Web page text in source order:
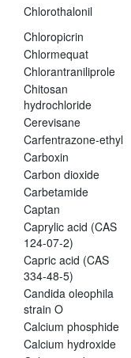
Chlorothalonil
Chloropicrin
Chlormequat
Chlorantraniliprole
Chitosan
hydrochloride
Cerevisane
Carfentrazone-ethyl
Carboxin
Carbon dioxide
Carbetamide
Captan
Caprylic acid (CAS
124-07-2)
Capric acid (CAS
334-48-5)
Candida oleophila
strain O
Calcium phosphide
Calcium hydroxide